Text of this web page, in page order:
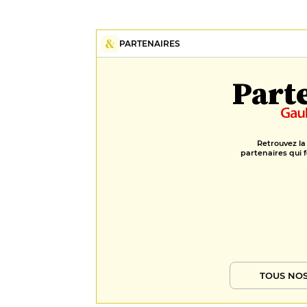
PARTENAIRES
Retrouvez
partenaires qui
TOUS